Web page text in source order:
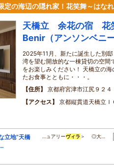
定の海辺の隠れ家！花笑舞～はな
天橋立 余花の宿 花
Benir（アンソンベニ
2025年11月、新たに誕生した別
湾を望む開放的な一棟貸切の空間
をお楽しみください！ 天橋立の
たお食事とともに・・・。
住所
京都府宮津市江尻９２４
アクセス
京都縦貫道天橋立
立地”天橋
…ュアリーヴィラ ＞ ◎大…